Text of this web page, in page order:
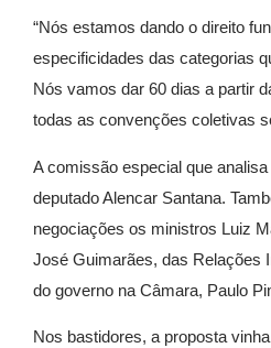
“Nós estamos dando o direito
especificidades das categorias
Nós vamos dar 60 dias a partir
todas as convenções coletivas
A comissão especial que
deputadoAlencar Santana.
negociações os ministros Luiz
José Guimarães, das Relações
do governo na Câmara, Paulo
Nos bastidores, a proposta